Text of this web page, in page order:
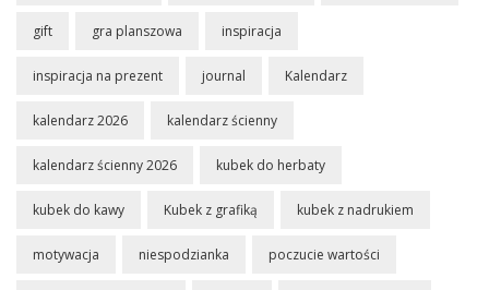
gift gra planszowa inspiracja
inspiracja na prezent journal Kalendarz
kalendarz 2026 kalendarz ścienny
kalendarz ścienny 2026 kubek do herbaty
kubek do kawy Kubek z grafiką kubek z nadrukiem
motywacja niespodzianka poczucie wartości